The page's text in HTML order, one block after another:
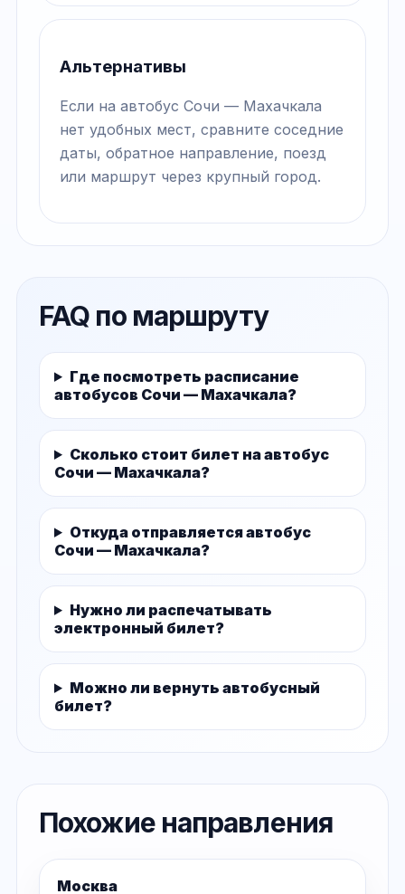
Альтернативы
Если на автобус Сочи — Махачкала
нет удобных мест, сравните соседние
даты, обратное направление, поезд
или маршрут через крупный город.
FAQ по маршруту
Где посмотреть расписание
автобусов Сочи — Махачкала?
Сколько стоит билет на автобус
Сочи — Махачкала?
Откуда отправляется автобус
Сочи — Махачкала?
Нужно ли распечатывать
электронный билет?
Можно ли вернуть автобусный
билет?
Похожие направления
Москва